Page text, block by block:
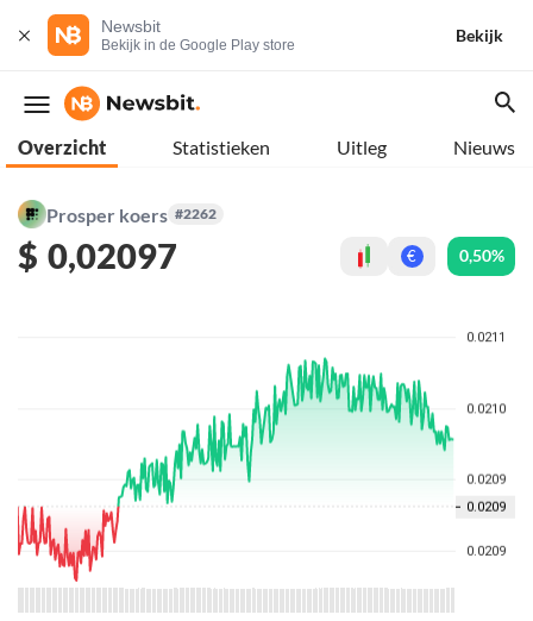
Newsbit
Bekijk in de Google Play store
Bekijk
Overzicht Statistieken Uitleg Nieuws
Prosper koers #2262
$ 0,02097 € 0,50%